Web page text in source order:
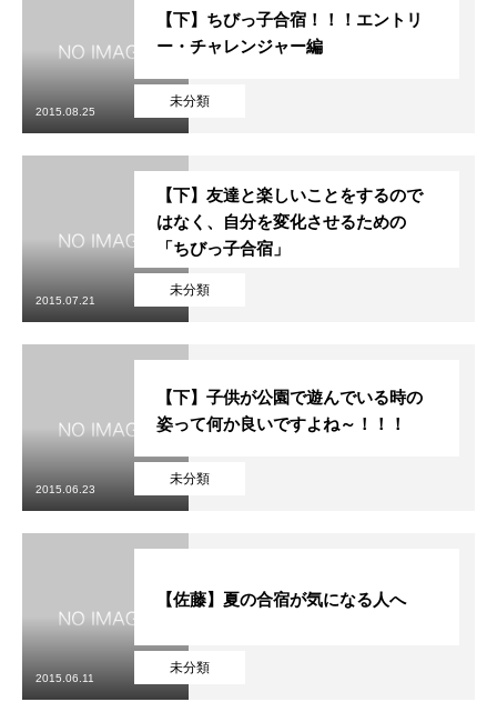
未分類
【下】ちびっ子合宿！！！エントリ
ー・チャレンジャー編
2015.08.25
未分類
【下】友達と楽しいことをするので
はなく、自分を変化させるための
「ちびっ子合宿」
2015.07.21
未分類
【下】子供が公園で遊んでいる時の
姿って何か良いですよね～！！！
2015.06.23
未分類
【佐藤】夏の合宿が気になる人へ
2015.06.11